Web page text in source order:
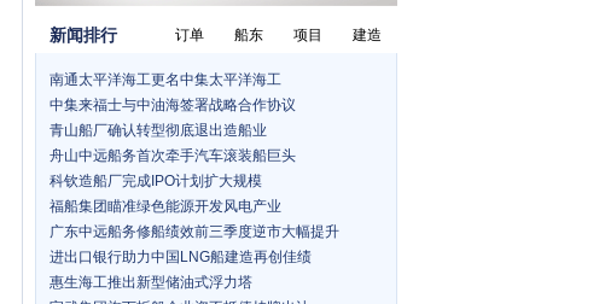
新闻排行 建造
项目
船东
订单
南通太平洋海工更名中集太平洋海工
中集来福士与中油海签署战略合作协议
青山船厂确认转型彻底退出造船业
舟山中远船务首次牵手汽车滚装船巨头
科钦造船厂完成IPO计划扩大规模
福船集团瞄准绿色能源开发风电产业
广东中远船务修船绩效前三季度逆市大幅提升
进出口银行助力中国LNG船建造再创佳绩
惠生海工推出新型储油式浮力塔